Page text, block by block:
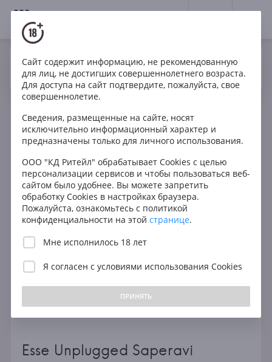
18+
Ваш город Москва ? Да
Вино Красное Сухое
Россия
Esse Unplugged Saperavi Heaven
Esse Unplugged Saperavi
Сайт содержит информацию, не рекомендованную
для лиц, не достигших совершеннолетнего возраста.
Для доступа на сайт подтвердите, пожалуйста, свое
совершеннолетие.
Сведения, размещенные на сайте, носят
исключительно информационный характер и
предназначены только для личного использования.
ООО "КД Ритейл" обрабатывает Cookies с целью
персонализации сервисов и чтобы пользоваться веб-
сайтом было удобнее. Вы можете запретить
обработку Cookies в настройках браузера.
Пожалуйста, ознакомьтесь с политикой
конфиденциальности на этой странице.
Мне исполнилось 18 лет
Я согласен с условиями использования Cookies
ПРИНЯТЬ